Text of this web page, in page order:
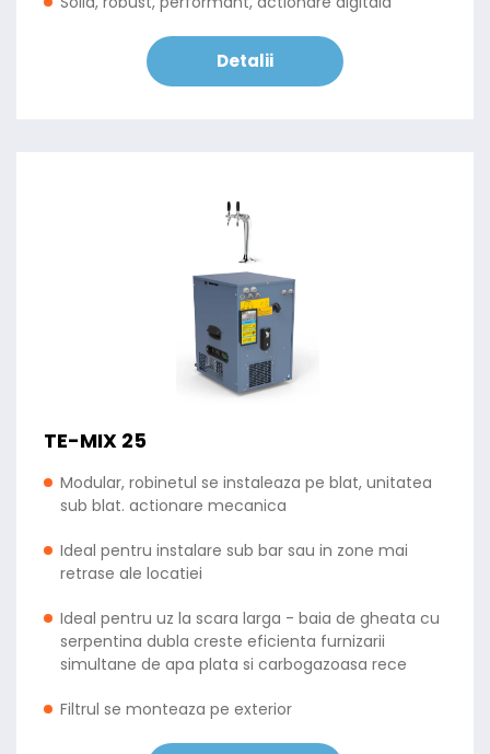
Detalii
TE-MIX 25
Modular, robinetul se instaleaza pe blat, unitatea
sub blat. actionare mecanica
Ideal pentru instalare sub bar sau in zone mai
retrase ale locatiei
Ideal pentru uz la scara larga - baia de gheata cu
serpentina dubla creste eficienta furnizarii
simultane de apa plata si carbogazoasa rece
Filtrul se monteaza pe exterior